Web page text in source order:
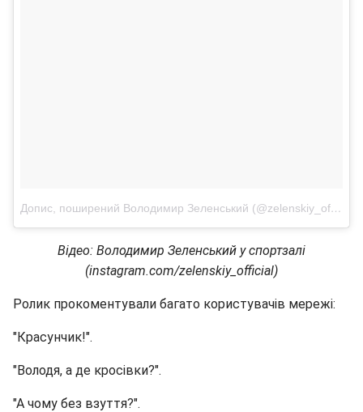
Допис, поширений Володимир Зеленський (@zelenskiy_official)
Відео: Володимир Зеленський у спортзалі
(instagram.com/zelenskiy_official)
Ролик прокоментували багато користувачів мережі:
"Красунчик!".
"Володя, а де кросівки?".
"А чому без взуття?".